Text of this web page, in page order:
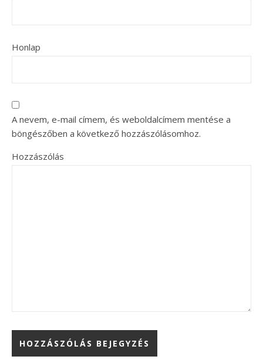
Honlap
A nevem, e-mail címem, és weboldalcímem mentése a
böngészőben a következő hozzászólásomhoz.
Hozzászólás